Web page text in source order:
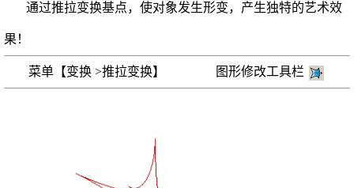
通过推拉变换基点，使对象发生形变，产生独特的艺术效
果！
菜单【变换 >推拉变换】 图形修改工具栏